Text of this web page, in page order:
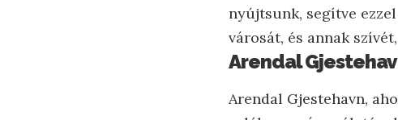
nyújtsunk, segítve
városát, és annak
Arendal
Arendal Gjestehavn,